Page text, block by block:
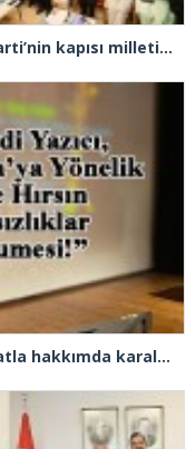
İl Başkanı Abdullah Özdemir: “AK Parti’nin kapısı milletine hizmet etmek isteyen herkese açıktır”
Şadi Yazıcı, “Silivri’den alınan talimatla hakkımda karalama kampanyası yürütülüyor”